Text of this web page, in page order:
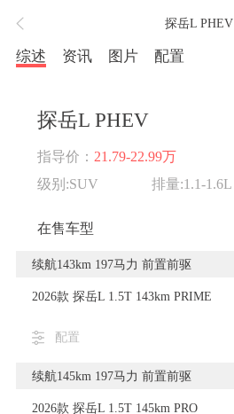
探岳L PHEV
综述 资讯 图片 配置
探岳L PHEV
指导价： 21.79-22.99万
级别:SUV
排量:1.1-1.6L
在售车型
续航143km 197马力 前置前驱
2026款 探岳L 1.5T 143km PRIME
配置
续航145km 197马力 前置前驱
2026款 探岳L 1.5T 145km PRO